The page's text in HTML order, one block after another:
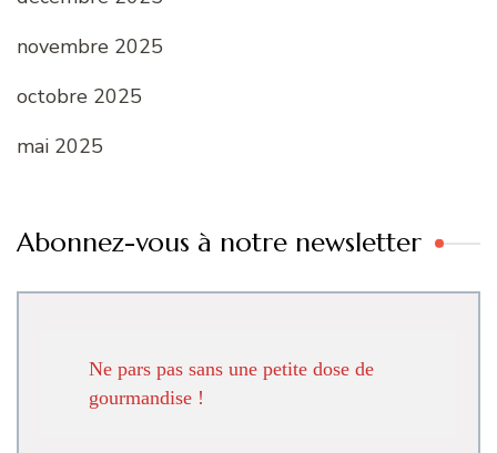
novembre 2025
octobre 2025
mai 2025
Abonnez-vous à notre newsletter
Ne pars pas sans une petite dose de
gourmandise !